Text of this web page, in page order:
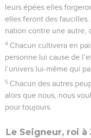
leurs épées elles
elles feront des faucilles.
nation contre une autre,
4 Chacun cultivera en
personne lui cause de
l’univers lui-même qui
5 Chacun des autres
alors que nous, nous
pour toujours.
Le Seigneur, roi à